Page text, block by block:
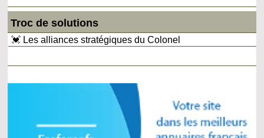
Troc de solutions
💓 Les alliances stratégiques du Colonel